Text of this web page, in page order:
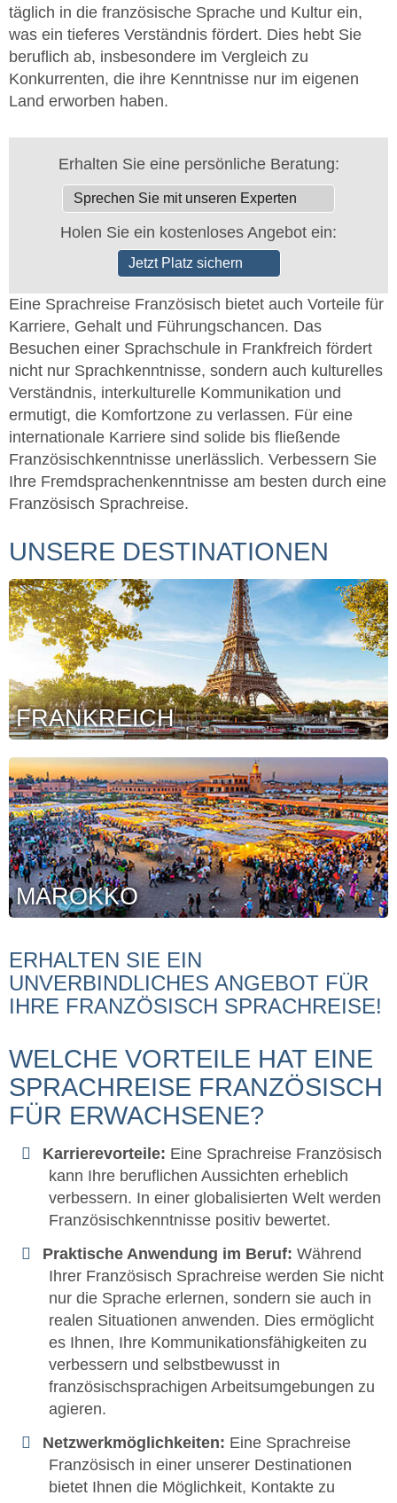
täglich in die französische Sprache und Kultur ein,
was ein tieferes Verständnis fördert. Dies hebt Sie
beruflich ab, insbesondere im Vergleich zu
Konkurrenten, die ihre Kenntnisse nur im eigenen
Land erworben haben.
Erhalten Sie eine persönliche Beratung:
Sprechen Sie mit unseren Experten
Holen Sie ein kostenloses Angebot ein:
Jetzt Platz sichern
Eine Sprachreise Französisch bietet auch Vorteile für
Karriere, Gehalt und Führungschancen. Das
Besuchen einer Sprachschule in Frankfreich fördert
nicht nur Sprachkenntnisse, sondern auch kulturelles
Verständnis, interkulturelle Kommunikation und
ermutigt, die Komfortzone zu verlassen. Für eine
internationale Karriere sind solide bis fließende
Französischkenntnisse unerlässlich. Verbessern Sie
Ihre Fremdsprachenkenntnisse am besten durch eine
Französisch Sprachreise.
UNSERE DESTINATIONEN
FRANKREICH
MAROKKO
ERHALTEN SIE EIN
UNVERBINDLICHES ANGEBOT FÜR
IHRE FRANZÖSISCH SPRACHREISE!
WELCHE VORTEILE HAT EINE
SPRACHREISE FRANZÖSISCH
FÜR ERWACHSENE?
Karrierevorteile: Eine Sprachreise Französisch
kann Ihre beruflichen Aussichten erheblich
verbessern. In einer globalisierten Welt werden
Französischkenntnisse positiv bewertet.
Praktische Anwendung im Beruf: Während
Ihrer Französisch Sprachreise werden Sie nicht
nur die Sprache erlernen, sondern sie auch in
realen Situationen anwenden. Dies ermöglicht
es Ihnen, Ihre Kommunikationsfähigkeiten zu
verbessern und selbstbewusst in
französischsprachigen Arbeitsumgebungen zu
agieren.
Netzwerkmöglichkeiten: Eine Sprachreise
Französisch in einer unserer Destinationen
bietet Ihnen die Möglichkeit, Kontakte zu